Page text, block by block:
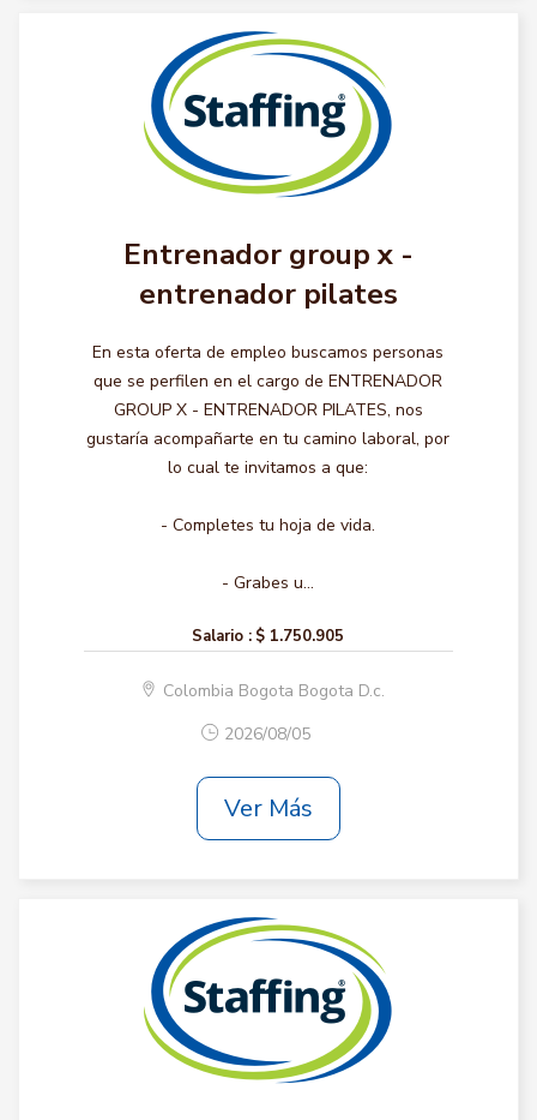
Entrenador group x -
entrenador pilates
En esta oferta de empleo buscamos personas
que se perfilen en el cargo de ENTRENADOR
GROUP X - ENTRENADOR PILATES, nos
gustaría acompañarte en tu camino laboral, por
lo cual te invitamos a que:
- Completes tu hoja de vida.
- Grabes u...
Salario : $ 1.750.905
Colombia Bogota Bogota D.c.
2026/08/05
Ver Más